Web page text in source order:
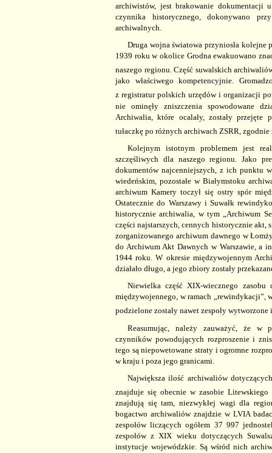
archiwistów, jest brakowanie dokumentacji
czynnika historycznego, dokonywano
archiwalnych.
Druga wojna światowa przyniosła kolejne
1939 roku w okolice Grodna ewakuowano
naszego regionu. Część suwalskich
jako właściwego kompetencyjnie.
z registratur polskich urzędów i organizacji
nie ominęły zniszczenia spowodowane
Archiwalia, które ocalały, zostały przejęte
tułaczkę po różnych archiwach ZSRR,
Kolejnym istotnym problemem jest
szczęśliwych dla naszego regionu. Jako
dokumentów najcenniejszych, z ich punktu
wiedeńskim, pozostałe w Białymstoku
archiwum Kamery toczył się ostry spór
Ostatecznie do Warszawy i Suwałk
historycznie archiwalia, w tym „Archiwum
części najstarszych, cennych historycznie akt,
zorganizowanego archiwum dawnego w
do Archiwum Akt Dawnych w Warszawie, a
1944 roku. W okresie międzywojennym
działało długo, a jego zbiory zostały
Niewielka część XIX-wiecznego
międzywojennego, w ramach „rewindykacji”,
podzielone zostały nawet zespoły wytworzone i
Reasumując, należy zauważyć, że w
czynników powodujących rozproszenie i
tego są niepowetowane straty i ogromne
w kraju i poza jego granicami.
Największa ilość archiwaliów
znajduje się obecnie w zasobie
znajdują się tam, niezwykłej wagi dla
bogactwo archiwaliów znajdzie w LVIA
zespołów liczących ogółem 37 997
zespołów z XIX wieku dotyczących
instytucje wojewódzkie. Są wśród nich